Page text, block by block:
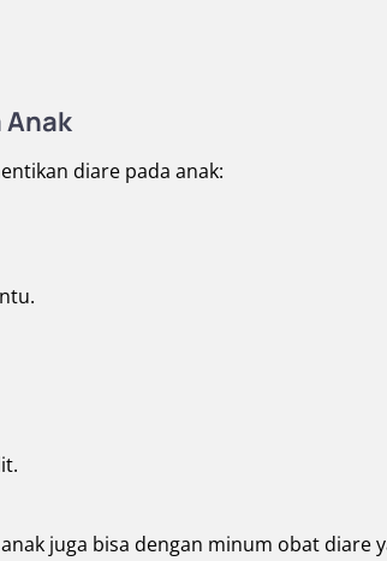
Anak
diare pada anak:
juga bisa dengan minum obat diare